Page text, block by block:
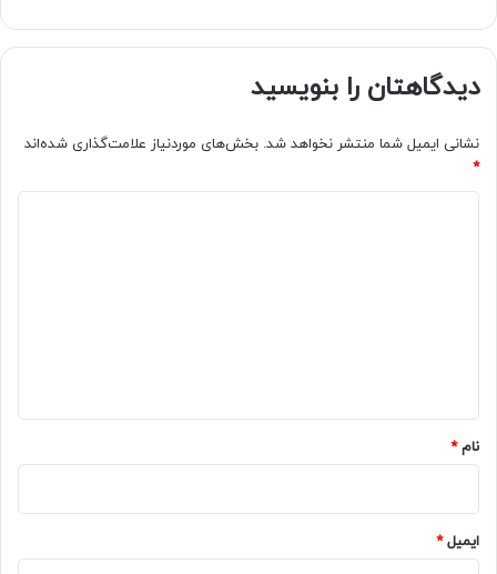
دیدگاهتان را بنویسید
نشانی ایمیل شما منتشر نخواهد شد. بخش‌های موردنیاز علامت‌گذاری شده‌اند
*
نام*
ایمیل*